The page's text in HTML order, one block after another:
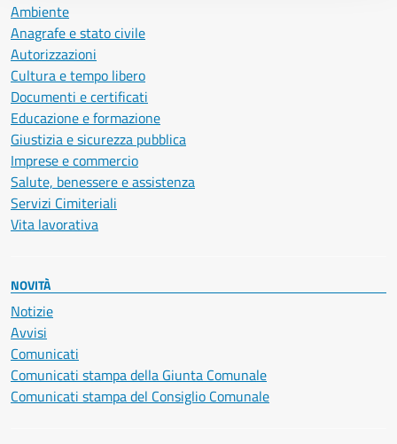
Ambiente
Anagrafe e stato civile
Autorizzazioni
Cultura e tempo libero
Documenti e certificati
Educazione e formazione
Giustizia e sicurezza pubblica
Imprese e commercio
Salute, benessere e assistenza
Servizi Cimiteriali
Vita lavorativa
NOVITÀ
Notizie
Avvisi
Comunicati
Comunicati stampa della Giunta Comunale
Comunicati stampa del Consiglio Comunale